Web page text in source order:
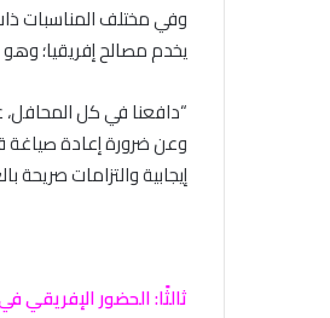
وفي مختلف المناسبات
يخدم مصالح إفريقيا؛ وهو ما أشار
“دافعنا في كل
وعن ضرورة إعادة صياغة
إيجابية والتزامات
ثالثًا: الحضور الإفريقي